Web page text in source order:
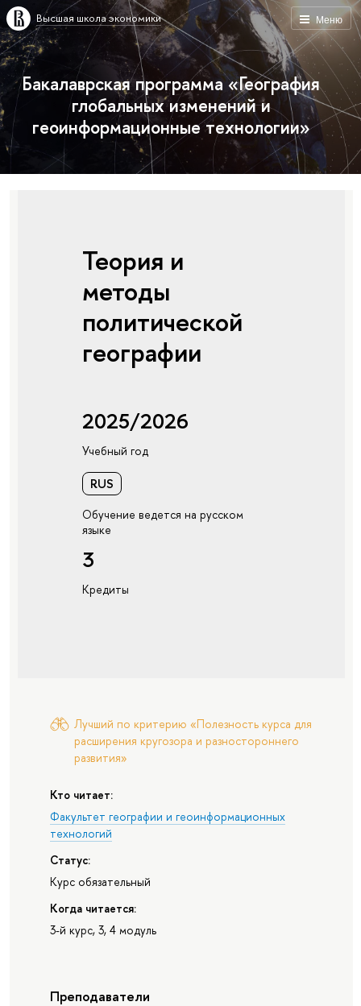
Меню
Высшая школа экономики
Бакалаврская программа «География
глобальных изменений и
геоинформационные технологии»
Теория и
методы
политической
географии
2025/2026
Учебный год
RUS
Обучение ведется на русском
языке
3
Кредиты
Лучший по критерию «Полезность курса для
расширения кругозора и разностороннего
развития»
Кто читает:
Факультет географии и геоинформационных
технологий
Статус:
Курс обязательный
Когда читается:
3-й курс, 3, 4 модуль
Преподаватели